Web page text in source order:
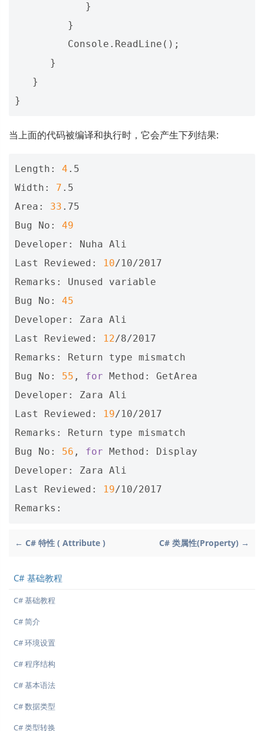
}
}
Console . ReadLine ();
}
}
}
当上面的代码被编译和执行时，它会产生下列结果:
Length: 4 .5
Width: 7 .5
Area: 33 .75
Bug No: 49
Developer: Nuha Ali
Last Reviewed:
10/10/2017
Remarks: Unused variable
Bug No: 45
Developer: Zara Ali
Last Reviewed:
12/8/2017
Remarks: Return type mismatch
Bug No: 55 , for Method: GetArea
Developer: Zara Ali
Last Reviewed:
19/10/2017
Remarks: Return type mismatch
Bug No: 56 , for Method: Display
Developer: Zara Ali
Last Reviewed:
19/10/2017
← C# 特性 ( Attribute ) C# 类属性(Property) →
C# 基础教程
C# 基础教程
C# 简介
C# 环境设置
C# 程序结构
C# 基本语法
C# 数据类型
C# 类型转换